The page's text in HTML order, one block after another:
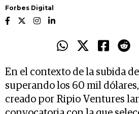
Forbes Digital
En el contexto de la subida
superando los 60 mil
creado por Ripio Ventures